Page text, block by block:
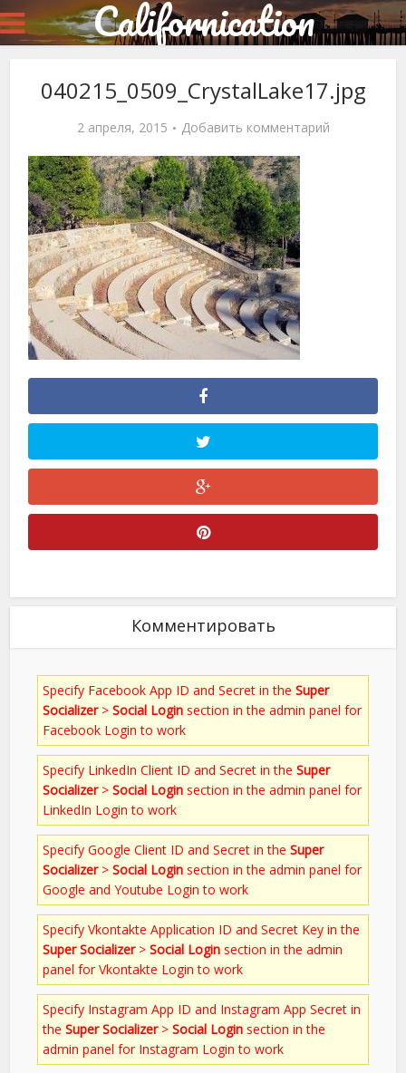
Californication
040215_0509_CrystalLake17.jpg
2 апреля, 2015 Добавить комментарий
Комментировать
Specify Facebook App ID and Secret in theSuper
Socializer>Social Login section in the admin panel for
Facebook Login to work
Specify LinkedIn Client ID and Secret in theSuper
Socializer>Social Login section in the admin panel for
LinkedIn Login to work
Specify Google Client ID and Secret in theSuper
Socializer>Social Login section in the admin panel for
Google and Youtube Login to work
Specify Vkontakte Application ID and Secret Key in the
Super Socializer>Social Login section in the admin
panel for Vkontakte Login to work
Specify Instagram App ID and Instagram App Secret in
theSuper Socializer>Social Login section in the
admin panel for Instagram Login to work